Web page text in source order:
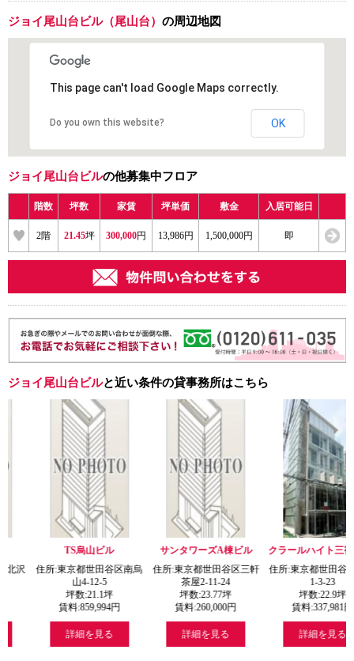
ジョイ尾山台ビル（尾山台） の周辺地図
This page can't load Google Maps correctly.
Do you own this website? OK
ジョイ尾山台ビルの他募集中フロア
階数 坪数 家賃 坪単価 敷金 入居可能日
2階 21.45坪 300,000円 13,986円 1,500,000円 即
ジョイ尾山台ビルと近い条件の貸事務所はこちら
世田谷区南烏
サンタワーズA棟ビル
住所:東京都世田谷区三軒
茶屋2-11-24
坪数:
賃料:260,000
詳細を見る
クラールハイト三宿1ビル
住所:東京都世田谷区三宿
1-3-23
坪数:
賃料:337,981
詳細を見る
椎
住所:東京
坪
賃料:
詳